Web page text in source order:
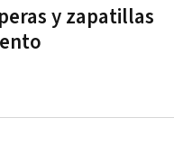
y zapatillas